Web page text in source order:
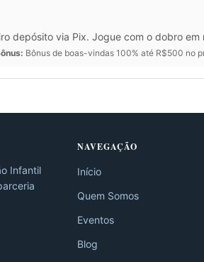
depósito via Pix. Jogue com o dobro
Bônus de boas-vindas 100% até R$500 no
Infantil
NAVEGAÇÃO
Início
Quem Somos
Eventos
Blog